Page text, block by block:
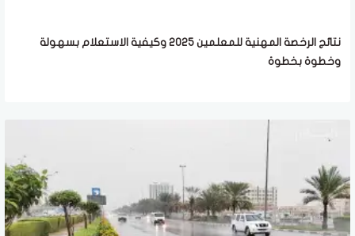
نتائج الرخصة المهنية للمعلمين 2025 وكيفية الاستعلام بسهولة
وخطوة بخطوة